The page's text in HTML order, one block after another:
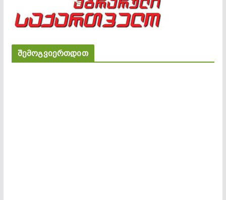
შემოგვიერთდით